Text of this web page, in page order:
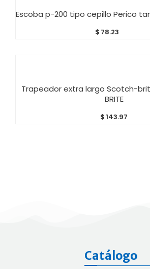
Escoba p-200 tipo cepillo Perico
$ 78.23
Trapeador extra largo Scotch-
BRITE
$143.97
Catálogo